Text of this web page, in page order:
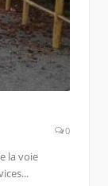
0
la voie